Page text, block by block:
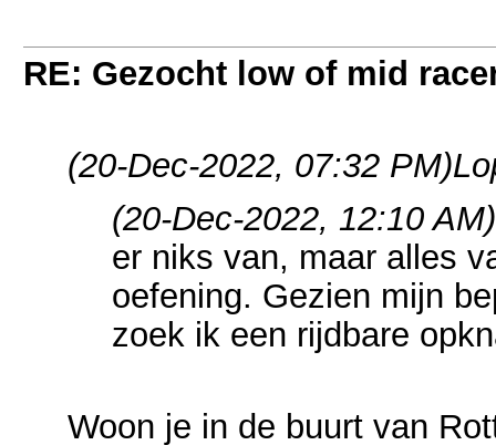
RE: Gezocht low of mid
(20-Dec-2022, 07:32 PM)
(20-Dec-2022, 12:10 AM)
er niks van, maar alles
oefening. Gezien mijn
zoek ik een rijdbare
Woon je in de buurt van